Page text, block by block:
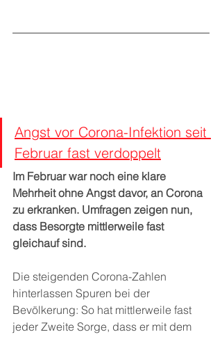
Angst vor Corona-Infektion seit
Februar fast verdoppelt
Im Februar war noch eine klare
Mehrheit ohne Angst davor, an Corona
zu erkranken. Umfragen zeigen nun,
dass Besorgte mittlerweile fast
gleichauf sind.
Die steigenden Corona-Zahlen
hinterlassen Spuren bei der
Bevölkerung: So hat mittlerweile fast
jeder Zweite Sorge, dass er mit dem